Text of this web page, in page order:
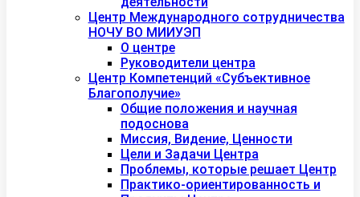
Центр Международного сотрудничества
НОЧУ ВО МИИУЭП
О центре
Руководители центра
Центр Компетенций «Субъективное
Благополучие»
Общие положения и научная
подоснова
Миссия, Видение, Ценности
Цели и Задачи Центра
Проблемы, которые решает Центр
Практико-ориентированность и